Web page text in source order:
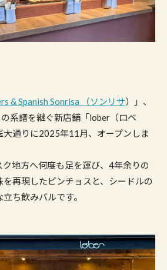
& Spanish Sonrisa （ソンリサ）」、
の系譜を継ぐ新店舗「lober（ロベ
大通りに2025年11月、オープンしま
地方へ何度も足を運び、4年余りの
再現したピンチョスと、シードルの
ち飲みバルです。